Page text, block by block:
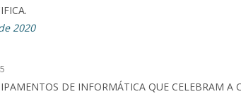
2020
DE INFORMÁTICA QUE CELEBRAM